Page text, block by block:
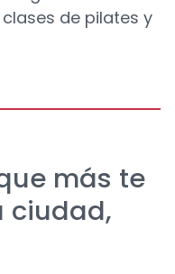
de pilates y
más te
ciudad,